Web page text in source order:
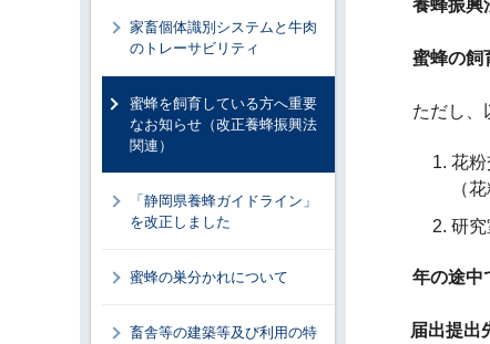
養蜂振興
蜜蜂の飼
ただし、
花
（
研
年の途中
届出提出
家畜個体識別システムと牛肉
のトレーサビリティ
蜜蜂を飼育している方へ重要
なお知らせ（改正養蜂振興法
関連）
「静岡県養蜂ガイドライン」
を改正しました
蜜蜂の巣分かれについて
畜舎等の建築等及び利用の特